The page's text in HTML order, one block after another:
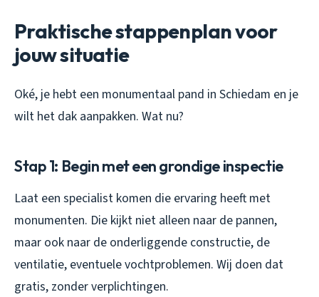
Praktische stappenplan voor
jouw situatie
Oké, je hebt een monumentaal pand in Schiedam en je
wilt het dak aanpakken. Wat nu?
Stap 1: Begin met een grondige inspectie
Laat een specialist komen die ervaring heeft met
monumenten. Die kijkt niet alleen naar de pannen,
maar ook naar de onderliggende constructie, de
ventilatie, eventuele vochtproblemen. Wij doen dat
gratis, zonder verplichtingen.